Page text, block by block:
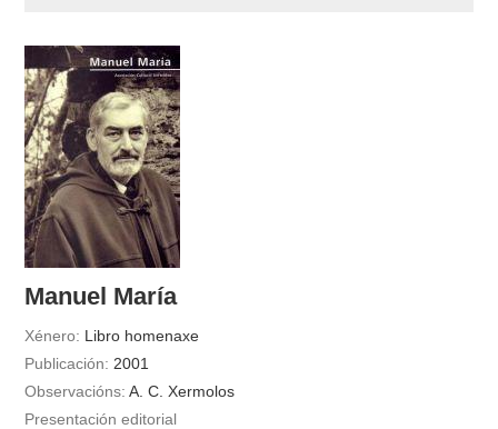
videoteca
outros docs
Manuel María
Xénero: Libro homenaxe
Publicación: 2001
Observacións: A. C. Xermolos
Presentación editorial